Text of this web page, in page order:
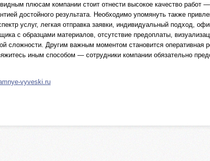
плюсам компании стоит отнести высокое качество работ
достойного результата. Необходимо упомянуть также
услуг, легкая отправка заявки, индивидуальный подход,
с образцами материалов, отсутствие предоплаты,
Другим важным моментом становится оперативная
иным способом — сотрудники компании обязательно
vyveski.ru